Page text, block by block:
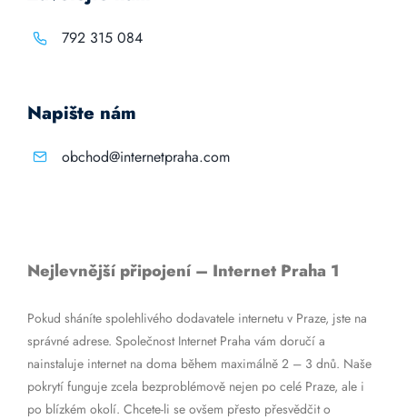
792 315 084
Napište nám
obchod@internetpraha.com
Nejlevnější připojení – Internet Praha 1
Pokud sháníte spolehlivého dodavatele internetu v Praze, jste na
správné adrese. Společnost Internet Praha vám doručí a
nainstaluje internet na doma během maximálně 2 – 3 dnů. Naše
pokrytí funguje zcela bezproblémově nejen po celé Praze, ale i
po blízkém okolí. Chcete-li se ovšem přesto přesvědčit o